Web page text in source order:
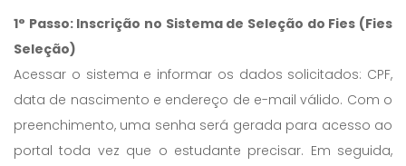
1° Passo: Inscrição no Sistema de Seleção do Fies (Fies
Seleção)
Acessar o sistema e informar os dados solicitados: CPF,
data de nascimento e endereço de e-mail válido. Com o
preenchimento, uma senha será gerada para acesso ao
portal toda vez que o estudante precisar. Em seguida,